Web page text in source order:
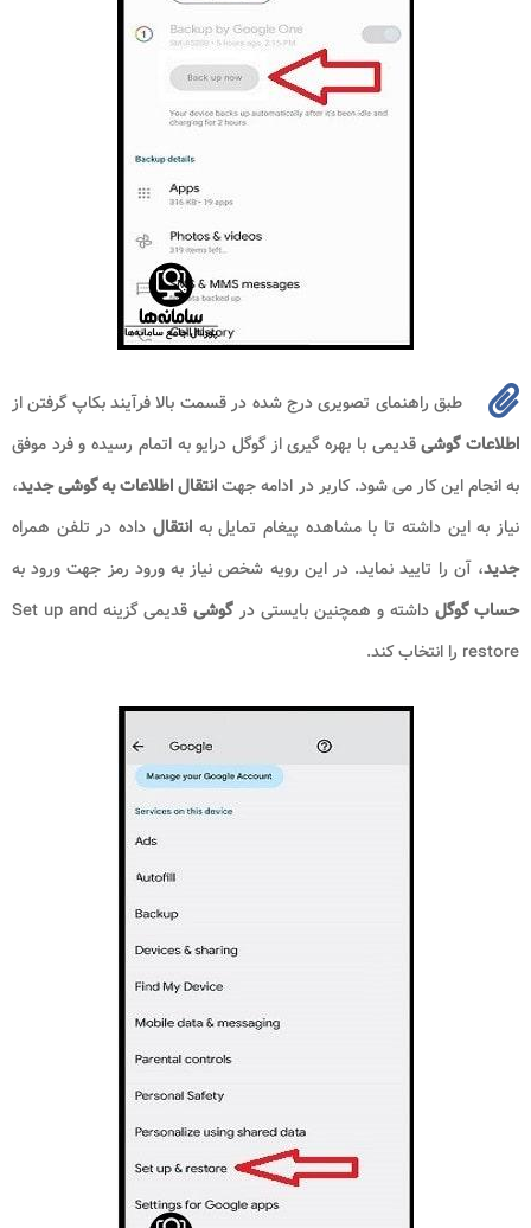
طبق راهنمای تصویری درج شده در قسمت بالا فرآیند بکاپ گرفتن از
اطلاعات گوشیقدیمی با بهره گیری از گوگل درایو به اتمام رسیده و فرد موفق
به انجام این کار می شود. کاربر در ادامه جهتانتقال اطلاعات به گوشی جدید،
نیاز به این داشته تا با مشاهده پیغام تمایل بهانتقال داده در تلفن همراه
جدید، آن را تایید نماید. در این رویه شخص نیاز به ورود رمز جهت ورود به
حساب گوگل داشته و همچنین بایستی درگوشی
قدیمی گزینه Set up and
restore را انتخاب کند.